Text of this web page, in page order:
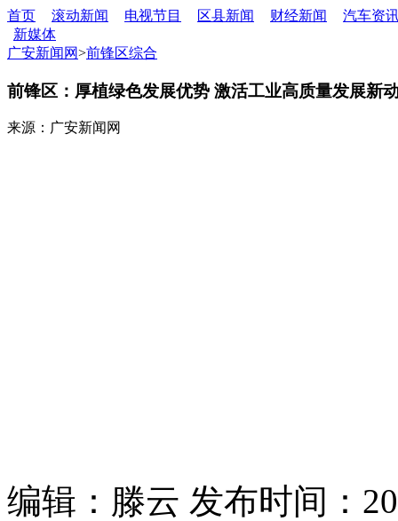
首页 滚动新闻 电视节目 区县新闻 财经新闻
汽车资
新媒体
广安新闻网>前锋区综合
前锋区：厚植绿色发展优势 激活工业高质量发展新
来源：广安新闻网
编辑：滕云 发布时间：